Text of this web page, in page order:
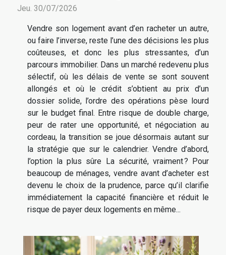
Jeu. 30/07/2026
Vendre son logement avant d’en racheter un autre,
ou faire l’inverse, reste l’une des décisions les plus
coûteuses, et donc les plus stressantes, d’un
parcours immobilier. Dans un marché redevenu plus
sélectif, où les délais de vente se sont souvent
allongés et où le crédit s’obtient au prix d’un
dossier solide, l’ordre des opérations pèse lourd
sur le budget final. Entre risque de double charge,
peur de rater une opportunité, et négociation au
cordeau, la transition se joue désormais autant sur
la stratégie que sur le calendrier. Vendre d’abord,
l’option la plus sûre La sécurité, vraiment ? Pour
beaucoup de ménages, vendre avant d’acheter est
devenu le choix de la prudence, parce qu’il clarifie
immédiatement la capacité financière et réduit le
risque de payer deux logements en même...